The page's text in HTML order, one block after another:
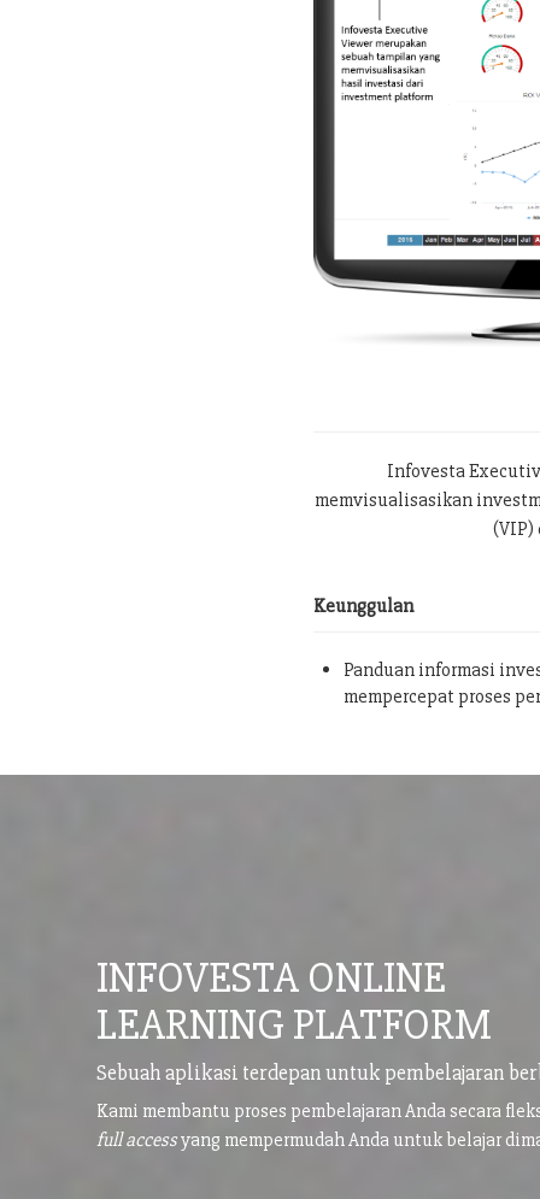
Infovesta
memvisualisasikan
(VIP)
Keunggulan
Panduan informasi
mempercepat proses
INFOVESTA ONLINE
LEARNING PLATFORM
Sebuah aplikasi terdepan untuk pembelajaran
Kami membantu proses pembelajaran Anda secara
full accessyang mempermudah Anda untuk belajar